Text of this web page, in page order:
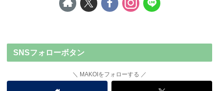
SNSフォローボタン
MAKOIをフォローする